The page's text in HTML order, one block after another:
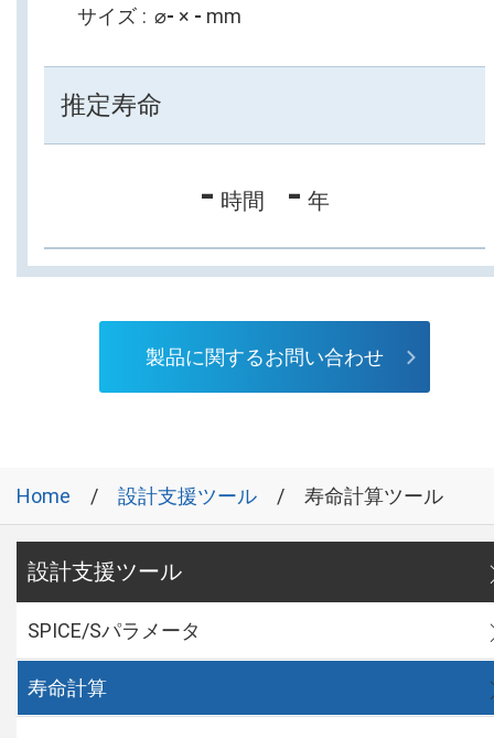
サイズ
⌀- × - mm
推定寿命
- 時間 - 年
製品に関するお問い合わせ
Home 設計支援ツール 寿命計算ツール
設計支援ツール
SPICE/Sパラメータ
寿命計算